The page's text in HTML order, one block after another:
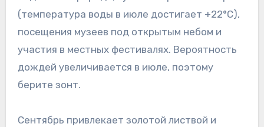
(температура воды в июле достигает +22°C),
посещения музеев под открытым небом и
участия в местных фестивалях. Вероятность
дождей увеличивается в июле, поэтому
берите зонт.
Сентябрь привлекает золотой листвой и